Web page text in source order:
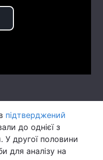
підтверджений
до однієї з
У другої половини
для аналізу на